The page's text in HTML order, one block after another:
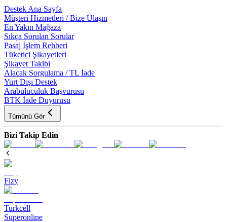
Destek Ana Sayfa
Müşteri Hizmetleri / Bize Ulaşın
En Yakın Mağaza
Sıkça Sorulan Sorular
Pasaj İşlem Rehberi
Tüketici Şikayetleri
Şikayet Takibi
Alacak Sorgulama / TL İade
Yurt Dışı Destek
Arabuluculuk Başvurusu
BTK İade Duyurusu
Tümünü Gör
Bizi Takip Edin
Fizy
Turkcell
Superonline